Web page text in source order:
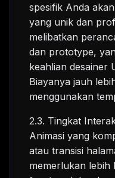
spesifik Anda
yang unik dan
melibatkan
dan prototype,
keahlian desainer
Biayanya jauh
menggunakan
2.3. Tingkat
Animasi yang
atau transisi
memerlukan lebih